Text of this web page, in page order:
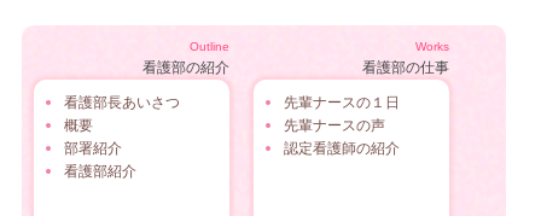
Outline
看護部の紹介
看護部長あいさつ
概要
部署紹介
看護部紹介
Works
看護部の仕事
先輩ナースの１日
先輩ナースの声
認定看護師の紹介